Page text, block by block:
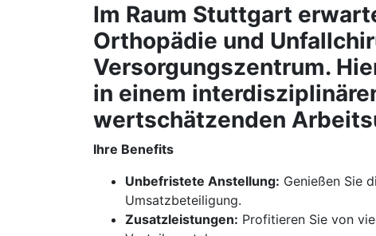
Im Raum Stuttgart
Orthopädie und
Versorgungszentrum.
in einem
wertschätzenden
Ihre Benefits
Unbefristete Anstellung: Genießen Sie
Umsatzbeteiligung.
Zusatzleistungen: Profitieren Sie von